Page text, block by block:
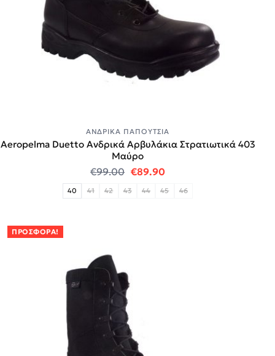
ΑΝΔΡΙΚΆ ΠΑΠΟΎΤΣΙΑ
Aeropelma Duetto Ανδρικά Αρβυλάκια Στρατιωτικά 403
Μαύρο
€99.00 Original price was: €99.00.
€89.90Η τρέχουσα τιμή
40 41 42 43 44 45 46
ΠΡΟΣΦΟΡΆ!